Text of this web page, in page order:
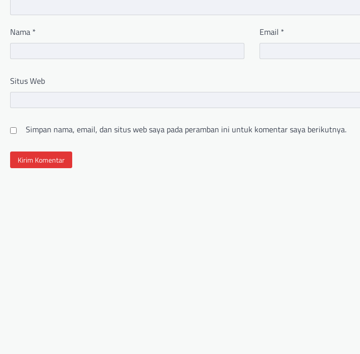
Nama * Email *
Situs Web
Simpan nama, email, dan situs web saya pada peramban ini untuk komentar saya berikutnya.